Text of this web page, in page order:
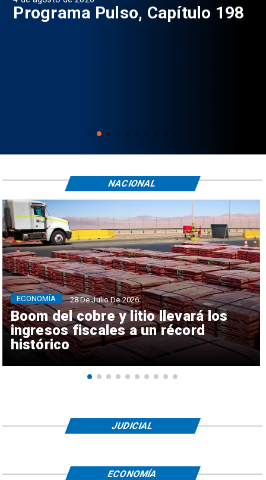
Programa Pulso, Capítulo 198
Boom del cobre y litio llevará los
ingresos fiscales a un récord
histórico
ECONOMÍA 28 De Julio De 2026
NACIONAL
JUDICIAL
ECONOMÍA